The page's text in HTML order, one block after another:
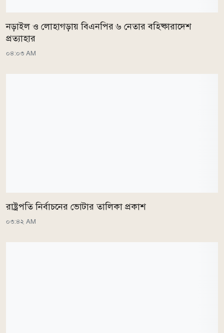
নড়াইল ও লোহাগড়ায় বিএনপির ৬ নেতার বহিষ্কারাদেশ
প্রত্যাহার
০৪:০৩ AM
রাষ্ট্রপতি নির্বাচনের ভোটার তালিকা প্রকাশ
০৩:৪২ AM